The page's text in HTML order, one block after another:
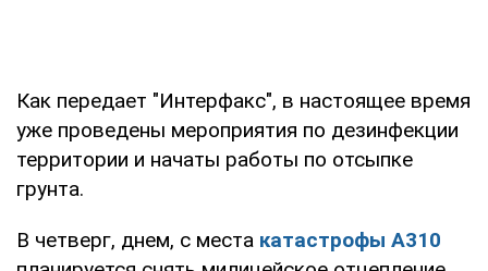
Как передает "Интерфакс", в настоящее время
уже проведены мероприятия по дезинфекции
территории и начаты работы по отсыпке
грунта.
В четверг, днем, с места катастрофы А310